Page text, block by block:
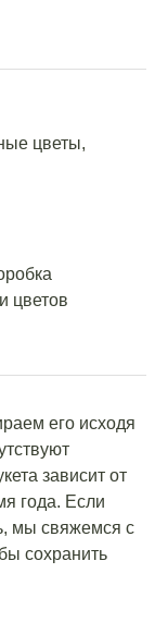
цветы,
цветов
его исходя
зависит от
года. Если
мы свяжемся с
сохранить